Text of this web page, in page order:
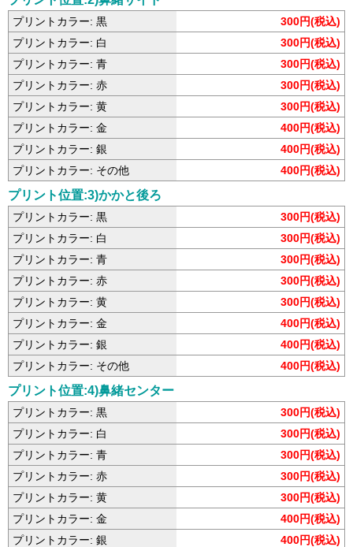
プリントカラー: 黒
300円(税込)
プリントカラー: 白
300円(税込)
プリントカラー: 青
300円(税込)
プリントカラー: 赤
300円(税込)
プリントカラー: 黄
300円(税込)
プリントカラー: 金
400円(税込)
プリントカラー: 銀
400円(税込)
プリントカラー: その他
400円(税込)
プリント位置:3)かかと後ろ
プリントカラー: 黒
300円(税込)
プリントカラー: 白
300円(税込)
プリントカラー: 青
300円(税込)
プリントカラー: 赤
300円(税込)
プリントカラー: 黄
300円(税込)
プリントカラー: 金
400円(税込)
プリントカラー: 銀
400円(税込)
プリントカラー: その他
400円(税込)
プリント位置:4)鼻緒センター
プリントカラー: 黒
300円(税込)
プリントカラー: 白
300円(税込)
プリントカラー: 青
300円(税込)
プリントカラー: 赤
300円(税込)
プリントカラー: 黄
300円(税込)
プリントカラー: 金
400円(税込)
プリントカラー: 銀
400円(税込)